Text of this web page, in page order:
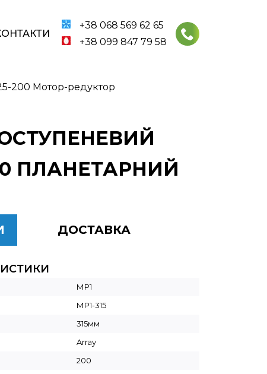
+38 068 569 62 65
+38 099 847 79 58
200 Мотор-редуктор
ПЛАНЕТАРНИЙ
ДОСТАВКА
МР1
МР1-315
315мм
Array
200